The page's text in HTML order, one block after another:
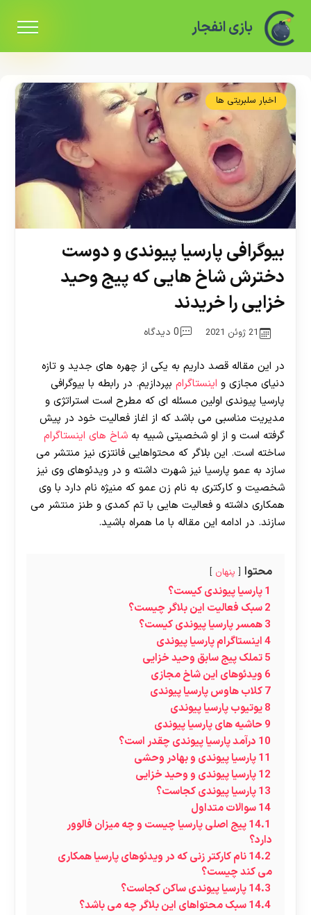
بازی انفجار
اخبار سلبریتی ها
بیوگرافی پارسیا پیوندی و دوست
دخترش شاخ هایی که پیج وحید
خزایی را خریدند
21 ژوئن 2021 0 دیدگاه
در این مقاله قصد داریم به یکی از چهره های جدید و تازه
دنیای مجازی و اینستاگرام بپردازیم. در رابطه با بیوگرافی
پارسیا پیوندی اولین مسئله ای که مطرح است استراتژی و
مدیریت مناسبی می باشد که از اغاز فعالیت خود در پیش
گرفته است و از او شخصیتی شبیه به شاخ های اینستاگرام
ساخته است. این بلاگر که محتواهایی فانتزی نیز منتشر می
سازد به عمو پارسیا نیز شهرت داشته و در ویدئوهای وی نیز
شخصیت و کارکتری به نام زن عمو که منیژه نام دارد با وی
همکاری داشته و فعالیت هایی با تم کمدی و طنز منتشر می
سازند. در ادامه این مقاله با ما همراه باشید.
محتوا پنهان
1پارسیا پیوندی کیست؟
2سبک فعالیت این بلاگر چیست؟
3همسر پارسیا پیوندی کیست؟
4اینستاگرام پارسیا پیوندی
5تملک پیج سابق وحید خزایی
6 ویدئوهای این شاخ مجازی
7کلاب هاوس پارسیا پیوندی
8یوتیوب پارسیا پیوندی
9 حاشیه های پارسیا پیوندی
10 درآمد پارسیا پیوندی چقدر است؟
11پارسیا پیوندی و بهادر وحشی
12پارسیا پیوندی و وحید خزایی
13پارسیا پیوندی کجاست؟
14سوالات متداول
14.1پیج اصلی پارسیا چیست و چه میزان فالوور
دارد؟
14.2نام کارکتر زنی که در ویدئوهای پارسیا همکاری
می کند چیست؟
14.3پارسیا پیوندی ساکن کجاست؟
14.4سبک محتواهای این بلاگر چه می باشد؟